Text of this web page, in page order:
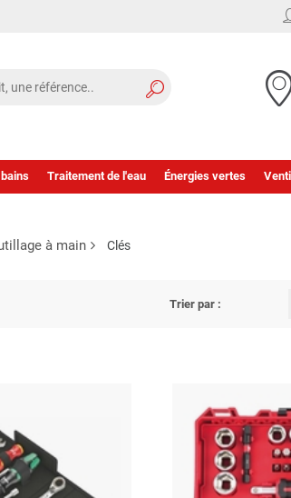
Traitement de l'eau Énergies vertes
à main Clés
Trier par :